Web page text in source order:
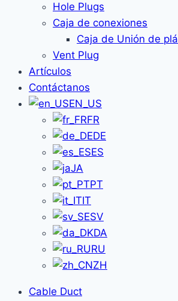
Hole Plugs
Caja de conexiones
Caja de Unión de
Vent Plug
Artículos
Contáctanos
EN_US
FR
DE
ES
JA
PT
IT
SV
DA
RU
ZH
Cable Duct